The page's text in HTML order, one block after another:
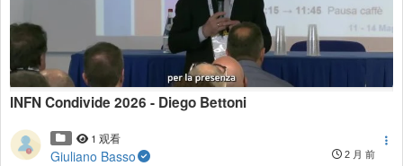
INFN Condivide 2026 - Diego Bettoni
1 观看
Giuliano Basso 2 月 前